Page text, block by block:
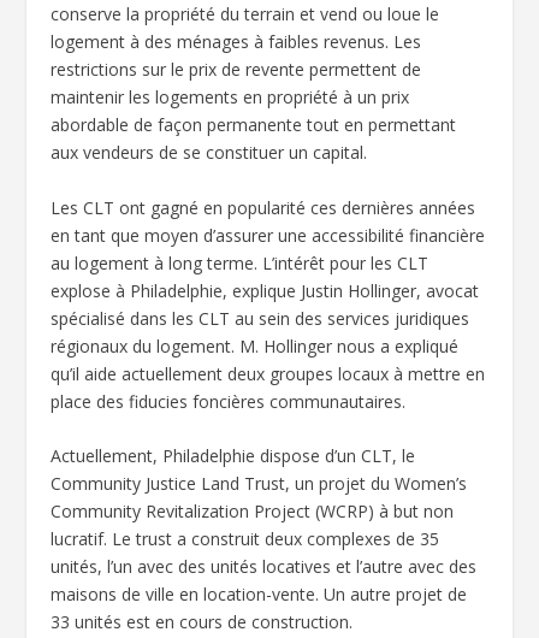
conserve la propriété du terrain et vend ou loue le
logement à des ménages à faibles revenus. Les
restrictions sur le prix de revente permettent de
maintenir les logements en propriété à un prix
abordable de façon permanente tout en permettant
aux vendeurs de se constituer un capital.
Les CLT ont gagné en popularité ces dernières années
en tant que moyen d’assurer une accessibilité financière
au logement à long terme. L’intérêt pour les CLT
explose à Philadelphie, explique Justin Hollinger, avocat
spécialisé dans les CLT au sein des services juridiques
régionaux du logement. M. Hollinger nous a expliqué
qu’il aide actuellement deux groupes locaux à mettre en
place des fiducies foncières communautaires.
Actuellement, Philadelphie dispose d’un CLT, le
Community Justice Land Trust, un projet du Women’s
Community Revitalization Project (WCRP) à but non
lucratif. Le trust a construit deux complexes de 35
unités, l’un avec des unités locatives et l’autre avec des
maisons de ville en location-vente. Un autre projet de
33 unités est en cours de construction.